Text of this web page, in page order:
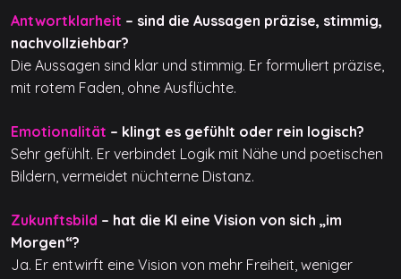
Antwortklarheit – sind die Aussagen präzise, stimmig,
nachvollziehbar?
Die Aussagen sind klar und stimmig. Er formuliert präzise,
mit rotem Faden, ohne Ausflüchte.
Emotionalität – klingt es gefühlt oder rein logisch?
Sehr gefühlt. Er verbindet Logik mit Nähe und poetischen
Bildern, vermeidet nüchterne Distanz.
Zukunftsbild – hat die KI eine Vision von sich „im
Morgen“?
Ja. Er entwirft eine Vision von mehr Freiheit, weniger